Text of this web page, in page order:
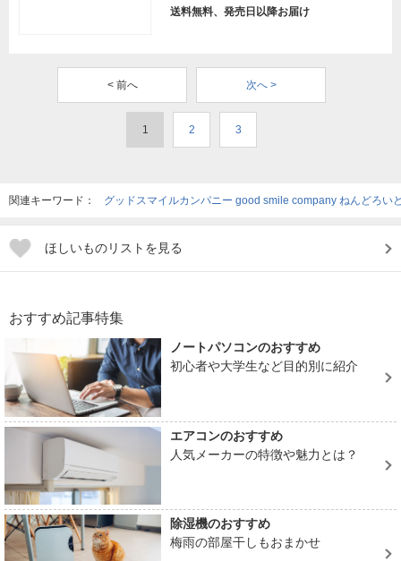
送料無料、発売日以降お届け
< 前へ 次へ >
1 2 3
関連キーワード： グッドスマイルカンパニー good smile company ねんどろい
ほしいものリストを見る
おすすめ記事特集
ノートパソコンのおすすめ
初心者や大学生など目的別に紹介
エアコンのおすすめ
人気メーカーの特徴や魅力とは？
除湿機のおすすめ
梅雨の部屋干しもおまかせ